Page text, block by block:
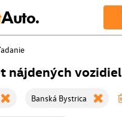
Auto.
nájdených vozidiel
Banská Bystrica